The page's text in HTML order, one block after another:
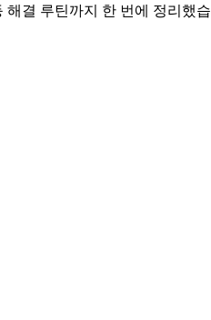
해결 루틴까지 한 번에 정리했